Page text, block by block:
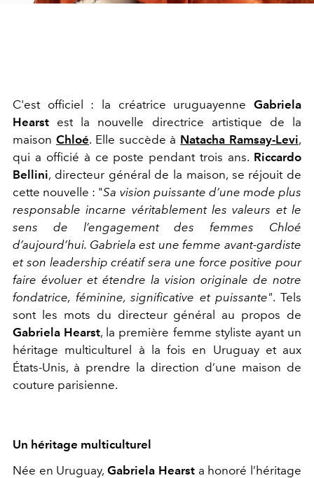
C'est officiel : la créatrice uruguayenne Gabriela
Hearst est la nouvelle directrice artistique de la
maison Chloé. Elle succède à Natacha Ramsay-Levi,
qui a officié à ce poste pendant trois ans. Riccardo
Bellini, directeur général de la maison, se réjouit de
cette nouvelle : "Sa vision puissante d’une mode plus
responsable incarne véritablement les valeurs et le
sens de l’engagement des femmes Chloé
d’aujourd’hui. Gabriela est une femme avant-gardiste
et son leadership créatif sera une force positive pour
faire évoluer et étendre la vision originale de notre
fondatrice, féminine, significative et puissante". Tels
sont les mots du directeur général au propos de
Gabriela Hearst, la première femme styliste ayant un
héritage multiculturel à la fois en Uruguay et aux
États-Unis, à prendre la direction d’une maison de
couture parisienne.
Un héritage multiculturel
Née en Uruguay,Gabriela Hearsta honoré l’héritage